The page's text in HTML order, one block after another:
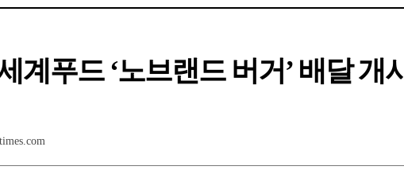
계푸드 ‘노브랜드 버거’ 배달 개시